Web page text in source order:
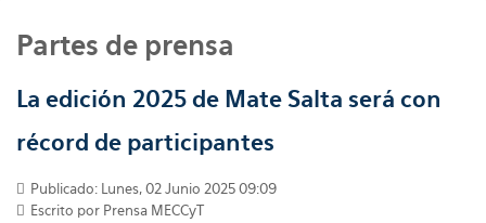
Partes de prensa
La edición 2025 de Mate Salta será con
récord de participantes
Publicado: Lunes, 02 Junio 2025 09:09
Escrito por Prensa MECCyT